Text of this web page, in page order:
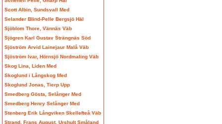
Scott Albin, Sundsvall Med
Selander Blind-Pelle Bergsjö Häl
Sjöblom Thore, Vännäs Väb
Sjögren Karl Gustav Strängnäs Söd
Sjöström Arvid Lainejaur Malå Väb
Sjöström Ivar, Hörnsjö Nordmaling Väb
Skog Lina, Liden Med
Skoglund i Långskog Med
Skoglund Jonas, Tierp Upp
Smedberg Gösta, Selånger Med
Smedberg Henry Selånger Med
Stenberg Erik Långviken Skellefteå Väb
Strand, Frans August, Urshult Småland